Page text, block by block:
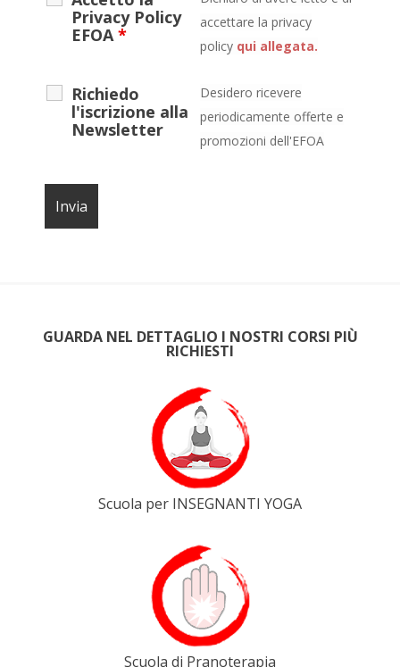
Privacy Policy
EFOA*
accettare la privacy
policy qui allegata.
Richiedo
l'iscrizione alla
Newsletter
Desidero ricevere
periodicamente offerte e
promozioni dell'EFOA
GUARDA NEL DETTAGLIO I NOSTRI CORSI PIÙ
RICHIESTI
Scuola per INSEGNANTI YOGA
Scuola di Pranoterapia